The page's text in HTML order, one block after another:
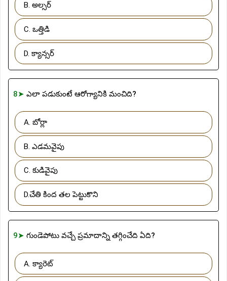
B. అల్సర్
C. ఒత్తిడి
D. క్యాన్సర్
8➤ ఎలా పడుకుంటే ఆరోగ్యానికి మంచిది?
A. బోర్లా
B. ఎడమవైపు
C. కుడివైపు
D.చేతి కింద తల పెట్టుకొని
9➤ గుండెపోటు వచ్చే ప్రమాదాన్ని తగ్గించేది ఏది?
A. క్యారెట్